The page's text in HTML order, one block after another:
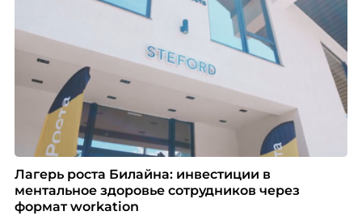
Лагерь роста Билайна: инвестиции в
ментальное здоровье сотрудников через
формат workation